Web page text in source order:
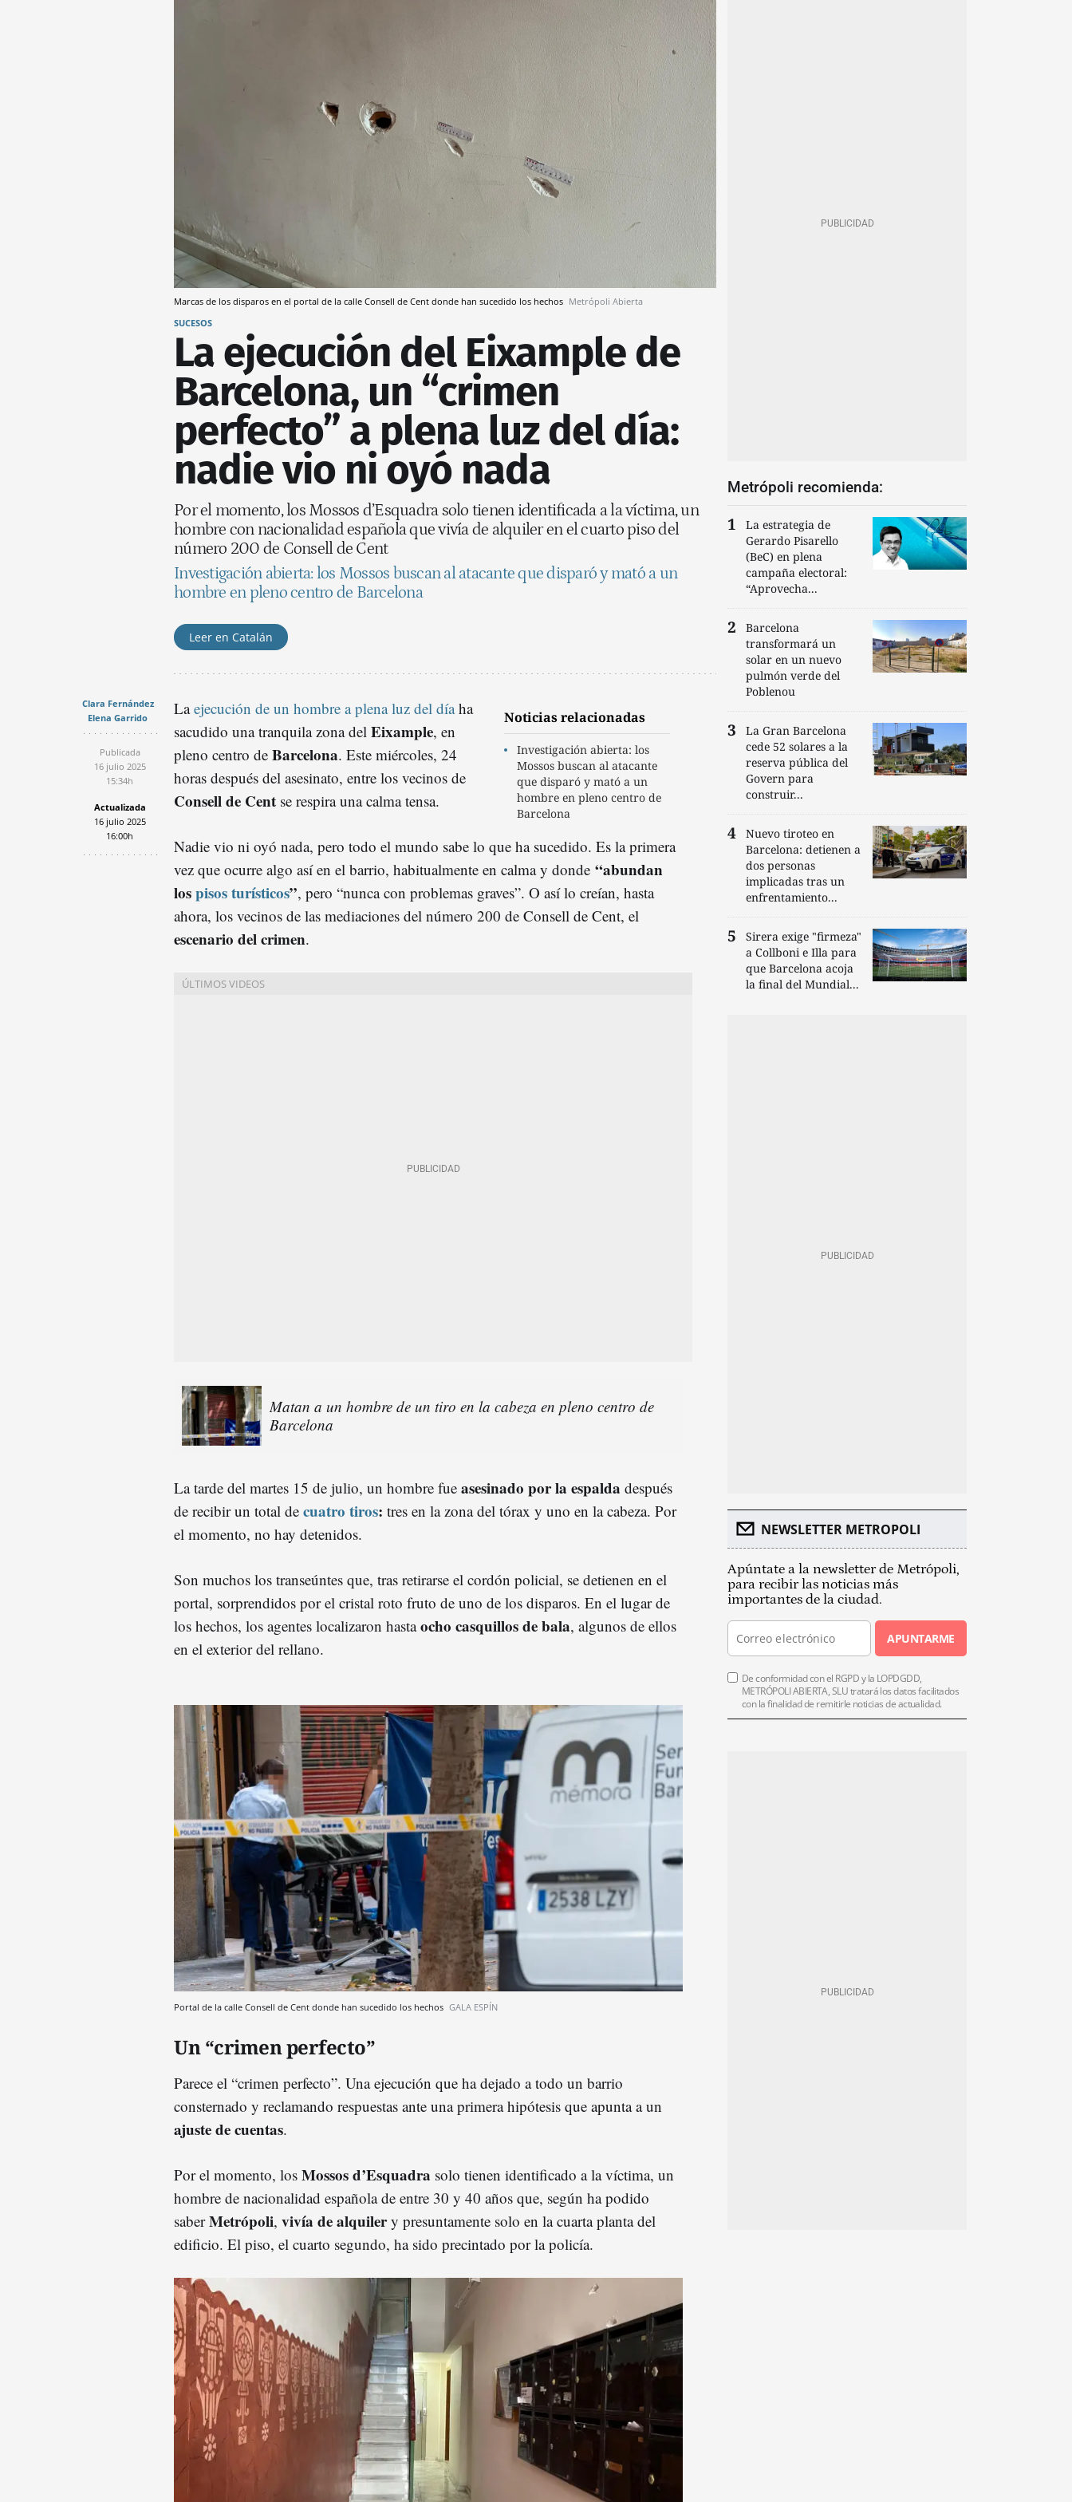
Marcas de los disparos en el portal de la calle Consell de Cent donde han sucedido los hechos Metrópoli Abierta
SUCESOS
La ejecución del Eixample de
Barcelona, un “crimen
perfecto” a plena luz del día:
nadie vio ni oyó nada
Por el momento, los Mossos d’Esquadra solo tienen identificada a la víctima, un
hombre con nacionalidad española que vivía de alquiler en el cuarto piso del
número 200 de Consell de Cent
Investigación abierta: los Mossos buscan al atacante que disparó y mató a un
hombre en pleno centro de Barcelona
Leer en Catalán
Clara Fernández
Elena Garrido
Publicada
16 julio 2025
15:34h
Actualizada
16 julio 2025
16:00h
Noticias relacionadas
Investigación abierta: los
Mossos buscan al atacante
que disparó y mató a un
hombre en pleno centro de
Barcelona
Laejecución de un hombre a plena luz del díaha
sacudido una tranquila zona del Eixample, en
pleno centro de Barcelona. Este miércoles, 24
horas después del asesinato, entre los vecinos de
Consell de Cent se respira una calma tensa.
Nadie vio ni oyó nada, pero todo el mundo sabe lo que ha sucedido. Es la primera
vez que ocurre algo así en el barrio, habitualmente en calma y donde “abundan
lospisos turísticos”, pero “nunca con problemas graves”. O así lo creían, hasta
ahora, los vecinos de las mediaciones del número 200 de Consell de Cent, el
escenario del crimen.
Matan a un hombre de un tiro en la cabeza en pleno centro de
Barcelona
La tarde del martes 15 de julio, un hombre fue asesinado por la espalda después
de recibir un total de cuatro tiros: tres en la zona del tórax y uno en la cabeza. Por
el momento, no hay detenidos.
Son muchos los transeúntes que, tras retirarse el cordón policial, se detienen en el
portal, sorprendidos por el cristal roto fruto de uno de los disparos. En el lugar de
los hechos, los agentes localizaron hastaocho casquillos de bala, algunos de ellos
en el exterior del rellano.
Portal de la calle Consell de Cent donde han sucedido los hechos GALA ESPÍN
Un “crimen perfecto”
Parece el “crimen perfecto”. Una ejecución que ha dejado a todo un barrio
consternado y reclamando respuestas ante una primera hipótesis que apunta a un
ajuste de cuentas.
Por el momento, los Mossos d’Esquadra solo tienen identificado a la víctima, un
hombre de nacionalidad española de entre 30 y 40 años que, según ha podido
saberMetrópoli, vivía de alquilery presuntamente solo en la cuarta planta del
edificio. El piso, el cuarto segundo, ha sido precintado por la policía.
Metrópoli recomienda:
La estrategia de
Gerardo Pisarello
(BeC) en plena
campaña electoral:
“Aprovecha...
Barcelona
transformará un
solar en un nuevo
pulmón verde del
Poblenou
La Gran Barcelona
cede 52 solares a la
reserva pública del
Govern para
construir...
Nuevo tiroteo en
Barcelona: detienen a
dos personas
implicadas tras un
enfrentamiento...
Sirera exige "firmeza"
a Collboni e Illa para
que Barcelona acoja
la final del Mundial...
NEWSLETTER METROPOLI
Apúntate a la newsletter de Metrópoli,
para recibir las noticias más
importantes de la ciudad.
APUNTARME
De conformidad con el RGPD y la LOPDGDD,
METRÓPOLI ABIERTA, SLU tratará los datos facilitados
con la finalidad de remitirle noticias de actualidad.